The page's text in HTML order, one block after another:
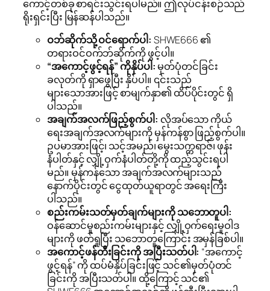
ကောင့်တစ်ခု စာရင်းသွင်းရပါမည်။ ဤလုပ်ငန်းစဉ်သည်
ရိုးရှင်းပြီး မြန်ဆန်ပါသည်။
ဝဘ်ဆိုက်သို့ ဝင်ရောက်ပါ: SHWE666 ၏
တရားဝင်ဝက်ဘ်ဆိုက်ကို ဖွင့်ပါ။
“အကောင့်ဖွင့်ရန်” ကိုနှိပ်ပါ: မှတ်ပုံတင်ခြင်း
ခလုတ်ကို ရှာဖွေပြီး နှိပ်ပါ။ ၎င်းသည်
များသောအားဖြင့် စာမျက်နှာ၏ ထိပ်ပိုင်းတွင် ရှိ
ပါသည်။
အချက်အလက်ဖြည့်စွက်ပါ: လိုအပ်သော ကိုယ်
ရေးအချက်အလက်များကို မှန်ကန်စွာ ဖြည့်စွက်ပါ။
ဥပမာအားဖြင့်၊ သင့်အမည်၊ မွေးသက္ကရာဇ်၊ ဖုန်း
နံပါတ်နှင့် လျှို့ဝှက်နံပါတ်တို့ကို ထည့်သွင်းရပါ
မည်။ မှန်ကန်သော အချက်အလက်များသည်
နောက်ပိုင်းတွင် ငွေထုတ်ယူရာတွင် အရေးကြီး
ပါသည်။
စည်းကမ်းသတ်မှတ်ချက်များကို သဘောတူပါ:
ဝန်ဆောင်မှုစည်းကမ်းများနှင့် လျှို့ဝှက်ရေးမူဝါဒ
များကို ဖတ်ရှုပြီး သဘောတူကြောင်း အမှန်ခြစ်ပါ။
အကောင့်ဖန်တီးခြင်းကို အပြီးသတ်ပါ: “အကောင့်
ဖွင့်ရန်” ကို ထပ်မံနှိပ်ခြင်းဖြင့် သင်၏မှတ်ပုံတင်
ခြင်းကို အပြီးသတ်ပါ။ ထို့ကြောင့် သင်၏